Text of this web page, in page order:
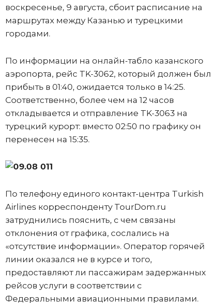
воскресенье, 9 августа, сбоит расписание на
маршрутах между Казанью и турецкими
городами.
По информации на онлайн-табло казанского
аэропорта, рейс TK-3062, который должен был
прибыть в 01:40, ожидается только в 14:25.
Соответственно, более чем на 12 часов
откладывается и отправление TK-3063 на
турецкий курорт: вместо 02:50 по графику он
перенесен на 15:35.
По телефону единого контакт-центра Turkish
Airlines корреспонденту TourDom.ru
затруднились пояснить, с чем связаны
отклонения от графика, сослались на
«отсутствие информации». Оператор горячей
линии оказался не в курсе и того,
предоставляют ли пассажирам задержанных
рейсов услуги в соответствии с
Федеральными авиационными правилами.